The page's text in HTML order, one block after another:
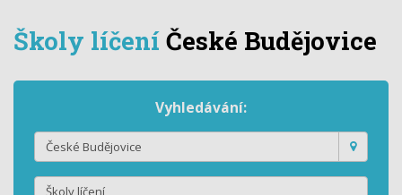
Školy líčeníČeské Budějovice
Vyhledávání: